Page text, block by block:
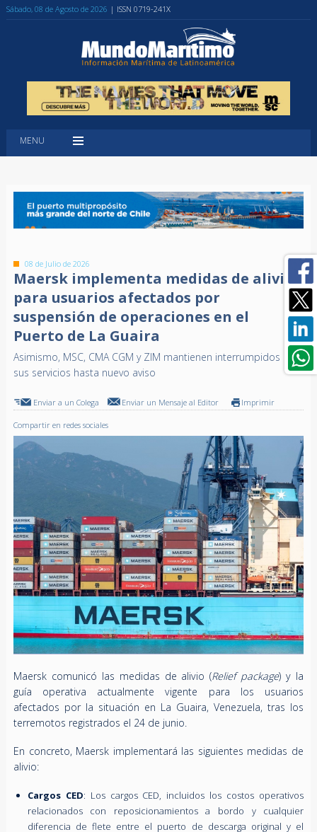
Sábado, 08 de Agosto de 2026 | ISSN 0719-241X
MENU
08 de Julio de 2026
Maersk implementa medidas de alivio
para usuarios afectados por
suspensión de operaciones en el
Puerto de La Guaira
Asimismo, MSC, CMA CGM y ZIM mantienen interrumpidos
sus servicios hasta nuevo aviso
Enviar a un Colega Enviar un Mensaje al Editor Imprimir
Compartir en redes sociales
Maersk comunicó las medidas de alivio (Relief package) y la
guía operativa actualmente vigente para los usuarios
afectados por la situación en La Guaira, Venezuela, tras los
terremotos registrados el 24 de junio.
En concreto, Maersk implementará las siguientes medidas de
alivio:
Cargos CED: Los cargos CED, incluidos los costos operativos
relacionados con reposicionamientos a bordo y cualquier
diferencia de flete entre el puerto de descarga original y el